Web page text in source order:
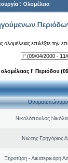
: Ολομέλεια
ολομέλειας επιλέξτε την
Ι' Περιόδου
Ονοματεπώνυμο
Νικολόπουλος
Νιώτης Γρηγόριος
Ξηροτύρη - Αικατερινάρη